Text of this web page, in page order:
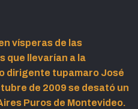
vísperas de las
que llevarían a la
dirigente tupamaro José
de 2009 se desató un
Puros de Montevideo.